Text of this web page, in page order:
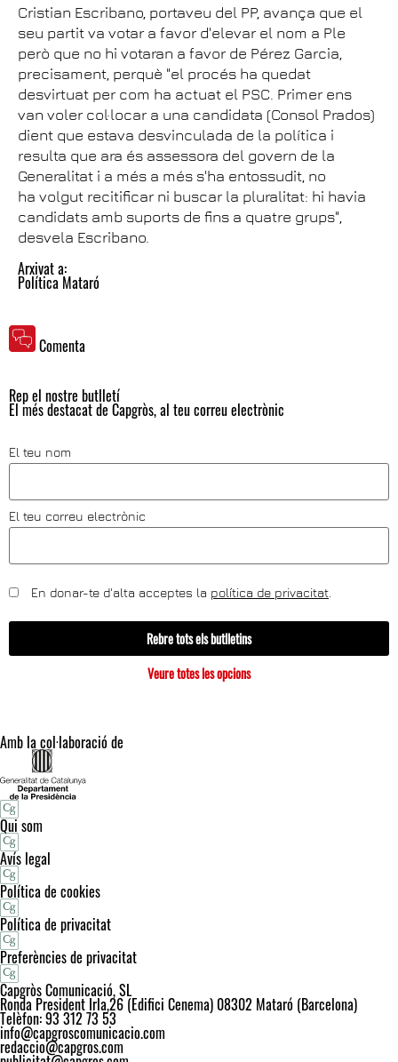
Cristian Escribano, portaveu del PP, avança que el
seu partit va votar a favor d'elevar el nom a Ple
però que no hi votaran a favor de Pérez Garcia,
precisament, perquè "el procés ha quedat
desvirtuat per com ha actuat el PSC. Primer ens
van voler col·locar a una candidata (Consol Prados)
dient que estava desvinculada de la política i
resulta que ara és assessora del govern de la
Generalitat i a més a més s'ha entossudit, no
ha volgut recitificar ni buscar la pluralitat: hi havia
candidats amb suports de fins a quatre grups",
desvela Escribano.
Arxivat a:
Política Mataró
Comenta
Rep el nostre butlletí
El més destacat de Capgròs, al teu correu electrònic
El teu nom
El teu correu electrònic
En donar-te d'alta acceptes la política de privacitat
Rebre tots els butlletins
Veure totes les opcions
Amb la col·laboració de
Qui som
Avís legal
Política de cookies
Política de privacitat
Preferències de privacitat
Capgròs Comunicació, SL
Ronda President Irla,26 (Edifici Cenema) 08302 Mataró (Barcelona)
Telèfon: 93 312 73 53
info@capgroscomunicacio.com
redaccio@capgros.com